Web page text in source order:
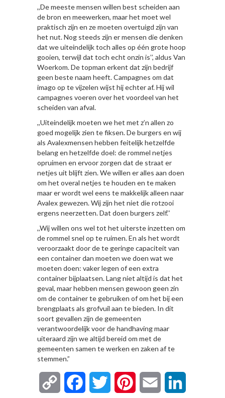
,,De meeste mensen willen best scheiden aan
de bron en meewerken, maar het moet wel
praktisch zijn en ze moeten overtuigd zijn van
het nut. Nog steeds zijn er mensen die denken
dat we uiteindelijk toch alles op één grote hoop
gooien, terwijl dat toch echt onzin is’’, aldus Van
Woerkom. De topman erkent dat zijn bedrijf
geen beste naam heeft. Campagnes om dat
imago op te vijzelen wijst hij echter af. Hij wil
campagnes voeren over het voordeel van het
scheiden van afval.
,,Uiteindelijk moeten we het met z’n allen zo
goed mogelijk zien te fiksen. De burgers en wij
als Avalexmensen hebben feitelijk hetzelfde
belang en hetzelfde doel: de rommel netjes
opruimen en ervoor zorgen dat de straat er
netjes uit blijft zien. We willen er alles aan doen
om het overal netjes te houden en te maken
maar er wordt wel eens te makkelijk alleen naar
Avalex gewezen. Wij zijn het niet die rotzooi
ergens neerzetten. Dat doen burgers zelf.’’
,,Wij willen ons wel tot het uiterste inzetten om
de rommel snel op te ruimen. En als het wordt
veroorzaakt door de te geringe capaciteit van
een container dan moeten we doen wat we
moeten doen: vaker legen of een extra
container bijplaatsen. Lang niet altijd is dat het
geval, maar hebben mensen gewoon geen zin
om de container te gebruiken of om het bij een
brengplaats als grofvuil aan te bieden. In dit
soort gevallen zijn de gemeenten
verantwoordelijk voor de handhaving maar
uiteraard zijn we altijd bereid om met de
gemeenten samen te werken en zaken af te
stemmen.”
Copy FacebookTwitter Pinterest Email